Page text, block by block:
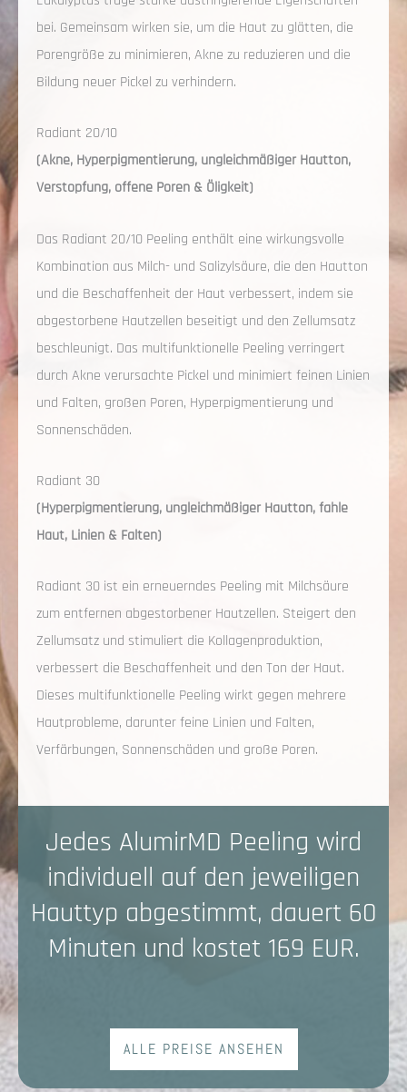
bei. Gemeinsam wirken sie, um die Haut zu glätten, die
Porengröße zu minimieren, Akne zu reduzieren und die
Bildung neuer Pickel zu verhindern.
Radiant 20/10
(Akne, Hyperpigmentierung, ungleichmäßiger Hautton,
Verstopfung, offene Poren & Öligkeit)
Das Radiant 20/10 Peeling enthält eine wirkungsvolle
Kombination aus Milch- und Salizylsäure, die den Hautton
und die Beschaffenheit der Haut verbessert, indem sie
abgestorbene Hautzellen beseitigt und den Zellumsatz
beschleunigt. Das multifunktionelle Peeling verringert
durch Akne verursachte Pickel und minimiert feinen Linien
und Falten, großen Poren, Hyperpigmentierung und
Sonnenschäden.
Radiant 30
(Hyperpigmentierung, ungleichmäßiger Hautton, fahle
Haut, Linien & Falten)
Radiant 30 ist ein erneuerndes Peeling mit Milchsäure
zum entfernen abgestorbener Hautzellen. Steigert den
Zellumsatz und stimuliert die Kollagenproduktion,
verbessert die Beschaffenheit und den Ton der Haut.
Dieses multifunktionelle Peeling wirkt gegen mehrere
Hautprobleme, darunter feine Linien und Falten,
Verfärbungen, Sonnenschäden und große Poren.
Jedes AlumirMD Peeling wird
individuell auf den jeweiligen
Hauttyp abgestimmt, dauert 60
Minuten und kostet 169 EUR.
ALLE PREISE ANSEHEN